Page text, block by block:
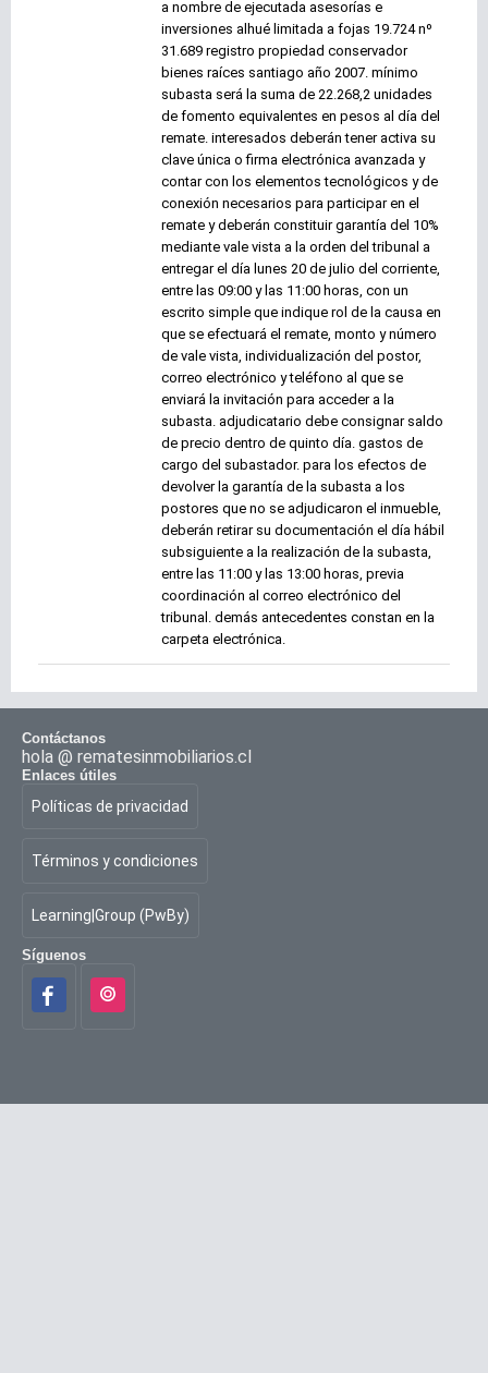
a nombre de ejecutada asesorías e
inversiones alhué limitada a fojas 19.724 nº
31.689 registro propiedad conservador
bienes raíces santiago año 2007. mínimo
subasta será la suma de 22.268,2 unidades
de fomento equivalentes en pesos al día del
remate. interesados deberán tener activa su
clave única o firma electrónica avanzada y
contar con los elementos tecnológicos y de
conexión necesarios para participar en el
remate y deberán constituir garantía del 10%
mediante vale vista a la orden del tribunal a
entregar el día lunes 20 de julio del corriente,
entre las 09:00 y las 11:00 horas, con un
escrito simple que indique rol de la causa en
que se efectuará el remate, monto y número
de vale vista, individualización del postor,
correo electrónico y teléfono al que se
enviará la invitación para acceder a la
subasta. adjudicatario debe consignar saldo
de precio dentro de quinto día. gastos de
cargo del subastador. para los efectos de
devolver la garantía de la subasta a los
postores que no se adjudicaron el inmueble,
deberán retirar su documentación el día hábil
subsiguiente a la realización de la subasta,
entre las 11:00 y las 13:00 horas, previa
coordinación al correo electrónico del
tribunal. demás antecedentes constan en la
carpeta electrónica.
Contáctanos
hola @ rematesinmobiliarios.cl
Enlaces útiles
Políticas de privacidad
Términos y condiciones
Learning|Group (PwBy)
Síguenos